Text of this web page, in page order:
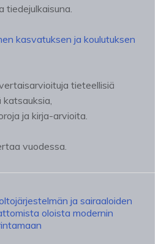
tiedejulkaisuna.
kasvatuksen ja koulutuksen
tieteellisiä
ja kirja-arvioita.
vuodessa.
ja sairaaloiden
oloista modernin